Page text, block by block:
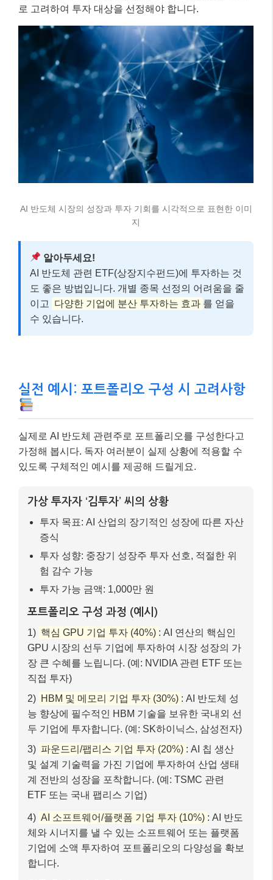
로 고려하여 투자 대상을 선정해야 합니다.
AI 반도체 시장의 성장과 투자 기회를 시각적으로 표현한 이미
지
알아두세요!
AI 반도체 관련 ETF(상장지수펀드)에 투자하는 것
도 좋은 방법입니다. 개별 종목 선정의 어려움을 줄
이고
다양한 기업에 분산 투자하는 효과 를 얻을
수 있습니다.
실전 예시: 포트폴리오 구성 시 고려사항
실제로 AI 반도체 관련주로 포트폴리오를 구성한다고
가정해 봅시다. 독자 여러분이 실제 상황에 적용할 수
있도록 구체적인 예시를 제공해 드릴게요.
가상 투자자 ‘김투자’ 씨의 상황
투자 목표: AI 산업의 장기적인 성장에 따른 자산
증식
투자 성향: 중장기 성장주 투자 선호, 적절한 위
험 감수 가능
투자 가능 금액: 1,000만 원
포트폴리오 구성 과정 (예시)
1) 핵심 GPU 기업 투자 (40%) : AI 연산의 핵심인
GPU 시장의 선두 기업에 투자하여 시장 성장의 가
장 큰 수혜를 노립니다. (예: NVIDIA 관련 ETF 또는
직접 투자)
2) HBM 및 메모리 기업 투자 (30%) : AI 반도체 성
능 향상에 필수적인 HBM 기술을 보유한 국내외 선
두 기업에 투자합니다. (예: SK하이닉스, 삼성전자)
3) 파운드리/팹리스 기업 투자 (20%) : AI 칩 생산
및 설계 기술력을 가진 기업에 투자하여 산업 생태
계 전반의 성장을 포착합니다. (예: TSMC 관련
ETF 또는 국내 팹리스 기업)